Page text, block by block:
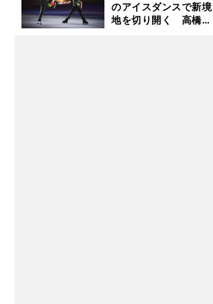
のアイスダンスで新境
地を切り開く 高橋大